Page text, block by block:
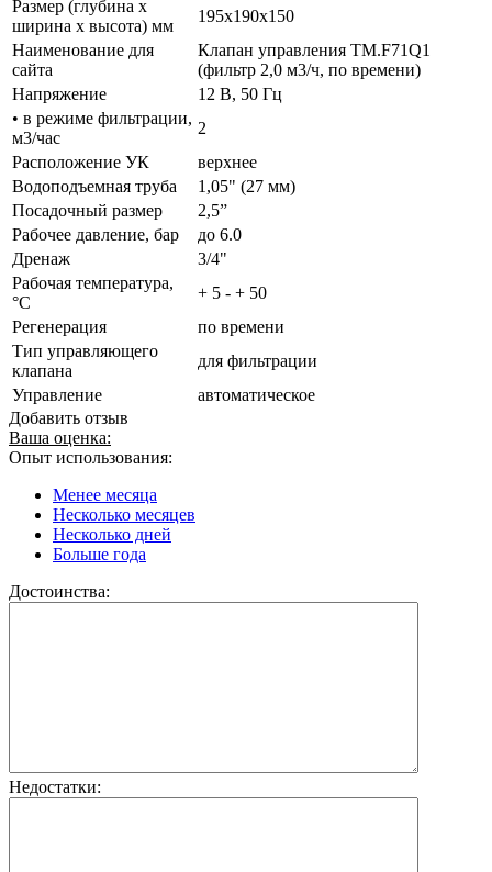
Размер (глубина х
ширина х высота) мм
195x190x150
Наименование для
сайта
Клапан управления TM.F71Q1
(фильтр 2,0 м3/ч, по времени)
Напряжение
12 В, 50 Гц
• в режиме фильтрации,
м3/час
2
Расположение УК
верхнее
Водоподъемная труба
1,05" (27 мм)
Посадочный размер
2,5”
Рабочее давление, бар
до 6.0
Дренаж
3/4"
Рабочая температура,
°С
+ 5 - + 50
Регенерация
по времени
Тип управляющего
клапана
для фильтрации
Управление
автоматическое
Добавить отзыв
Ваша оценка:
Опыт использования:
Менее месяца
Несколько месяцев
Несколько дней
Больше года
Достоинства:
Недостатки: